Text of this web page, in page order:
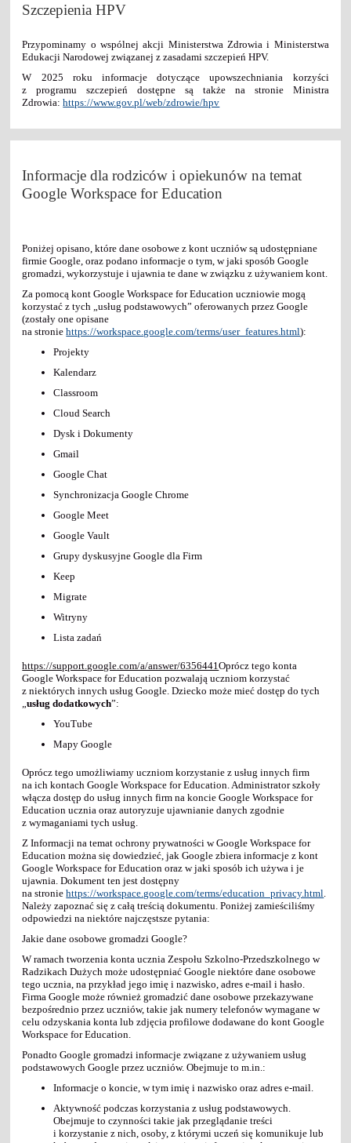
Szczepienia HPV
Przypominamy o wspólnej akcji Ministerstwa Zdrowia i Ministerstwa
Edukacji Narodowej związanej z zasadami szczepień HPV.
W 2025 roku informacje dotyczące upowszechniania korzyści
z programu szczepień dostępne są także na stronie Ministra
Zdrowia:https://www.gov.pl/web/zdrowie/hpv
Informacje dla rodziców i opiekunów na temat
Google Workspace for Education
Poniżej opisano, które dane osobowe z kont uczniów są udostępniane
firmie Google, oraz podano informacje o tym, w jaki sposób Google
gromadzi, wykorzystuje i ujawnia te dane w związku z używaniem kont.
Za pomocą kont Google Workspace for Education uczniowie mogą
korzystać z tych „usług podstawowych” oferowanych przez Google
(zostały one opisane
na stroniehttps://workspace.google.com/terms/user_features.html):
Projekty
Kalendarz
Classroom
Cloud Search
Dysk i Dokumenty
Gmail
Google Chat
Synchronizacja Google Chrome
Google Meet
Google Vault
Grupy dyskusyjne Google dla Firm
Keep
Migrate
Witryny
Lista zadań
https://support.google.com/a/answer/6356441Oprócz tego konta
Google Workspace for Education pozwalają uczniom korzystać
z niektórych innych usług Google. Dziecko może mieć dostęp do tych
„usług dodatkowych”:
YouTube
Mapy Google
Oprócz tego umożliwiamy uczniom korzystanie z usług innych firm
na ich kontach Google Workspace for Education. Administrator szkoły
włącza dostęp do usług innych firm na koncie Google Workspace for
Education ucznia oraz autoryzuje ujawnianie danych zgodnie
z wymaganiami tych usług.
Z Informacji na temat ochrony prywatności w Google Workspace for
Education można się dowiedzieć, jak Google zbiera informacje z kont
Google Workspace for Education oraz w jaki sposób ich używa i je
ujawnia. Dokument ten jest dostępny
na stroniehttps://workspace.google.com/terms/education_privacy.html.
Należy zapoznać się z całą treścią dokumentu. Poniżej zamieściliśmy
odpowiedzi na niektóre najczęstsze pytania:
Jakie dane osobowe gromadzi Google?
W ramach tworzenia konta ucznia Zespołu Szkolno-Przedszkolnego w
Radzikach Dużych może udostępniać Google niektóre dane osobowe
tego ucznia, na przykład jego imię i nazwisko, adres e-mail i hasło.
Firma Google może również gromadzić dane osobowe przekazywane
bezpośrednio przez uczniów, takie jak numery telefonów wymagane w
celu odzyskania konta lub zdjęcia profilowe dodawane do kont Google
Workspace for Education.
Ponadto Google gromadzi informacje związane z używaniem usług
podstawowych Google przez uczniów. Obejmuje to m.in.:
Informacje o koncie, w tym imię i nazwisko oraz adres e-mail.
Aktywność podczas korzystania z usług podstawowych.
Obejmuje to czynności takie jak przeglądanie treści
i korzystanie z nich, osoby, z którymi uczeń się komunikuje lub